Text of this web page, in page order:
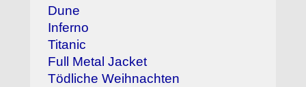
Dune
Inferno
Titanic
Full Metal Jacket
Tödliche Weihnachten